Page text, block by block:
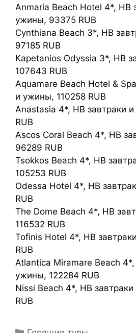
Anmaria Beach Hotel 4*, HB
ужины, 93375 RUB
Cynthiana Beach 3*, HB
97185 RUB
Kapetanios Odyssia 3*, HB
107643 RUB
Aquamare Beach Hotel &
и ужины, 110258 RUB
Anastasia 4*, HB завтраки
RUB
Ascos Coral Beach 4*, HB
96289 RUB
Tsokkos Beach 4*, HB
105253 RUB
Odessa Hotel 4*, HB
RUB
The Dome Beach 4*, HB
116532 RUB
Tofinis Hotel 4*, HB
RUB
Atlantica Miramare Beach 4*,
ужины, 122284 RUB
Nissi Beach 4*, HB
RUB